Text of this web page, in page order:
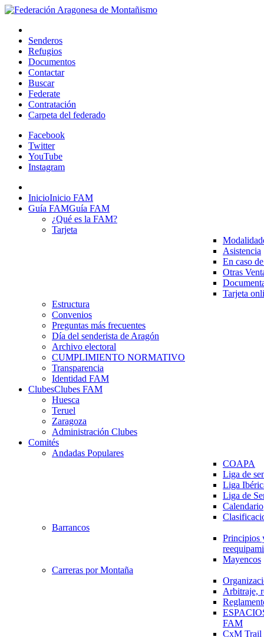
Senderos
Refugios
Documentos
Contactar
Buscar
Federate
Contratación
Carpeta del federado
Facebook
Twitter
YouTube
Instagram
InicioInicio FAM
Guía FAMGuía FAM
¿Qué es la FAM?
Tarjeta
Asistencia
En caso
Otras
Tarjeta
Estructura
Convenios
Preguntas más frecuentes
Día del senderista de Aragón
Archivo electoral
CUMPLIMIENTO NORMATIVO
Transparencia
Identidad FAM
ClubesClubes FAM
Huesca
Teruel
Zaragoza
Administración Clubes
Comités
Andadas Populares
COAPA
Liga de
Liga
Liga de
Calendario
Barrancos
Principios
Mayencos
Carreras por Montaña
Arbitraje,
FAM
CxM